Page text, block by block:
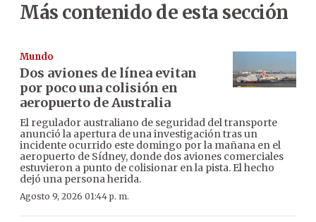
Más contenido de esta sección
Mundo
Dos aviones de línea evitan
por poco una colisión en
aeropuerto de Australia
El regulador australiano de seguridad del transporte
anunció la apertura de una investigación tras un
incidente ocurrido este domingo por la mañana en el
aeropuerto de Sídney, donde dos aviones comerciales
estuvieron a punto de colisionar en la pista. El hecho
dejó una persona herida.
Agosto 9, 2026 01:44 p. m.